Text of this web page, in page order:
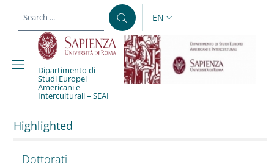
LANGUAGE SWITCHER:
EN
Dipartimento di
Studi Europei
Americani e
Interculturali – SEAI
Dipartimento di Studi
Highlighted
Dottorati